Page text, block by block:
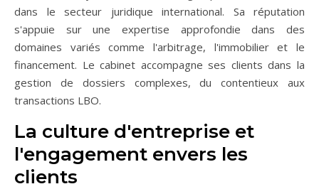
dans le secteur juridique international. Sa réputation
s'appuie sur une expertise approfondie dans des
domaines variés comme l'arbitrage, l'immobilier et le
financement. Le cabinet accompagne ses clients dans la
gestion de dossiers complexes, du contentieux aux
transactions LBO.
La culture d'entreprise et
l'engagement envers les
clients